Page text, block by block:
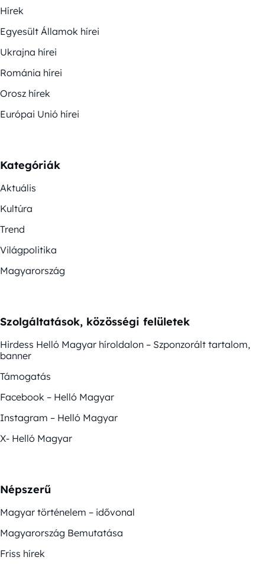
Hírek
Egyesült Államok hírei
Ukrajna hírei
Románia hírei
Orosz hírek
Európai Unió hírei
Kategóriák
Aktuális
Kultúra
Trend
Világpolitika
Magyarország
Szolgáltatások, közösségi felületek
Hirdess Helló Magyar híroldalon – Szponzorált tartalom,
banner
Támogatás
Facebook – Helló Magyar
Instagram – Helló Magyar
X- Helló Magyar
Népszerű
Magyar történelem – idővonal
Magyarország Bemutatása
Friss hírek